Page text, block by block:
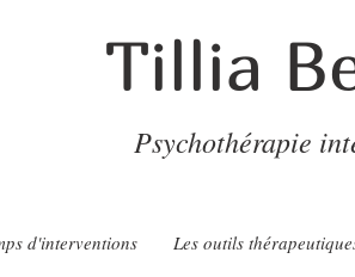
Tillia
Psychothérapie
d'interventions Les outils